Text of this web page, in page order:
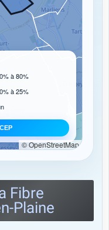
à 80%
à 25%
© OpenStreetMap
Fibre
Plaine